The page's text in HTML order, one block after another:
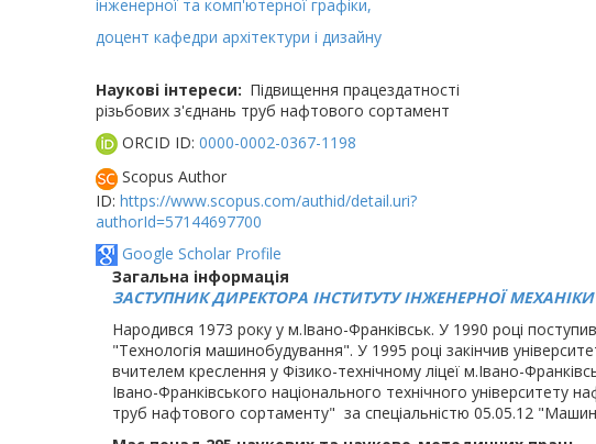
інженерної та комп'ютерної графіки,
доцент кафедри архітектури і дизайну
Наукові інтереси
Підвищення працездатності
різьбових з'єднань труб нафтового сортамент
ORCID ID: 0000-0002-0367-1198
Scopus Author
ID: https://www.scopus.com/authid/detail.uri?
authorId=57144697700
Google Scholar Profile
Загальна інформація
ЗАСТУПНИК ДИРЕКТОРА ІНСТИТУТУ ІНЖЕНЕРНОЇ
Народився 1973 року у м.Івано-Франківськ. У 1990 році
"Технологія машинобудування". У 1995 році закінчив
вчителем креслення у Фізико-технічному ліцеї м.Івано-
Івано-Франківського національного технічного університету
труб нафтового сортаменту" за спеціальністю 05.05.12